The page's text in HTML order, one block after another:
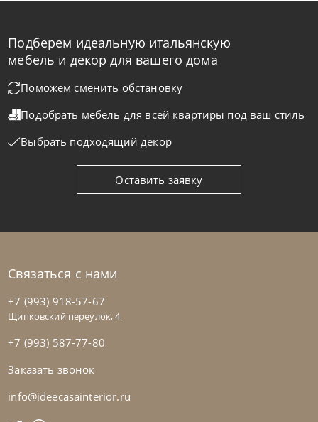
по запросу
Samoa
На заказ 45-90 дн
на выбор на выбор
Samoa
Диван Spin
Подберем идеальную итальянскую
мебель и декор для вашего дома
Поможем сменить обстановку
Подобрать мебель для всей квартиры под ваш стиль
Выбрать подходящий декор
Оставить заявку
Связаться с нами
+7 (993) 918-57-67
Щипковский переулок, 4
+7 (993) 587-77-80
Заказать звонок
info@ideecasainterior.ru